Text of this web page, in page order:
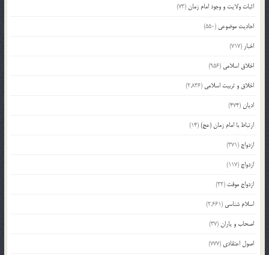
اثبات ولایت و وجود امام زمان(73)
احادیث موضوعی (550)
اخبار (717)
اخلاق اسلامی (956)
اخلاق و تربیت اسلامی (2,836)
ادیان(474)
ارتباط با امام زمان (عج)(14)
ازدواج (371)
ازدواج (117)
ازدواج موقت (32)
اسلام شناسی (2,661)
اصحاب و یاران(37)
اصول اعتقادی (777)